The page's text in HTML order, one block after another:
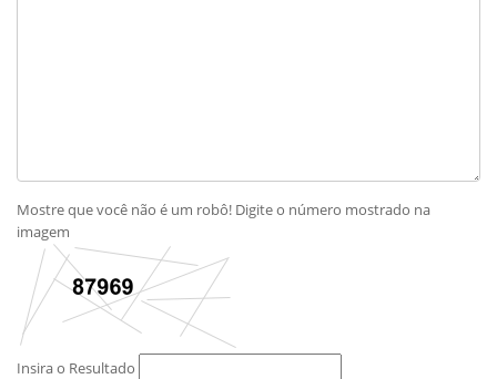
Mostre que você não é um robô! Digite o número mostrado na
imagem
Insira o Resultado